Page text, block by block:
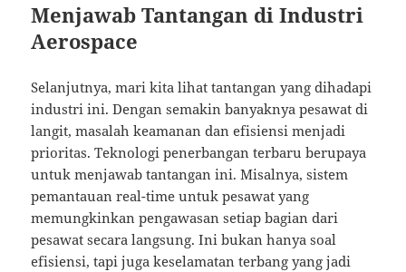
Menjawab Tantangan di Industri
Aerospace
Selanjutnya, mari kita lihat tantangan yang dihadapi
industri ini. Dengan semakin banyaknya pesawat di
langit, masalah keamanan dan efisiensi menjadi
prioritas. Teknologi penerbangan terbaru berupaya
untuk menjawab tantangan ini. Misalnya, sistem
pemantauan real-time untuk pesawat yang
memungkinkan pengawasan setiap bagian dari
pesawat secara langsung. Ini bukan hanya soal
efisiensi, tapi juga keselamatan terbang yang jadi